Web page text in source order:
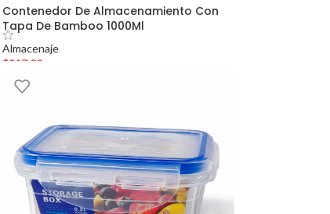
Contenedor De Almacenamiento Con
Tapa De Bamboo 1000Ml
Almacenaje
$217.00